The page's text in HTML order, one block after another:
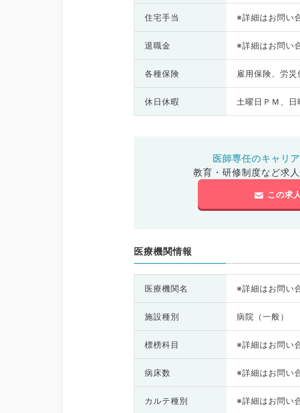
住宅手当 ※詳細はお問い
退職金 ※詳細はお問い
各種保険 雇用保険、労
休日休暇 土曜日ＰＭ、
医師専任のキャリ
教育・研修制度など求
この求
医療機関情報
医療機関名 ※詳細はお問い
施設種別 病院（一般）
標榜科目 ※詳細はお問い
病床数 ※詳細はお問い
カルテ種別 ※詳細はお問い